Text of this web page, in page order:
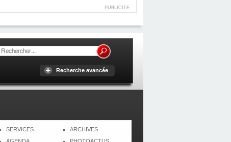
PUBLICITE
Recherche avancée
SERVICES
ARCHIVES